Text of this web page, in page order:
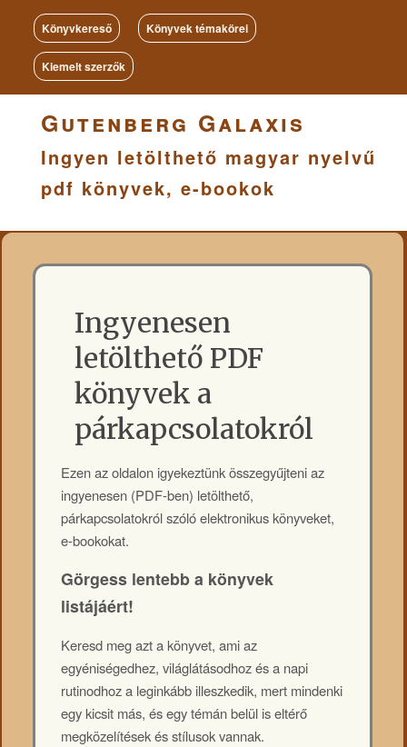
Könyvkereső Könyvek témakörei
Kiemelt szerzők
Gutenberg Galaxis
Ingyen letölthető magyar nyelvű
pdf könyvek, e-bookok
Ingyenesen
letölthető PDF
könyvek a
párkapcsolatokról
Ezen az oldalon igyekeztünk összegyűjteni az
ingyenesen (PDF-ben) letölthető,
párkapcsolatokról szóló elektronikus könyveket,
e-bookokat.
Görgess lentebb a könyvek
listájáért!
Keresd meg azt a könyvet, ami az
egyéniségedhez, világlátásodhoz és a napi
rutinodhoz a leginkább illeszkedik, mert mindenki
egy kicsit más, és egy témán belül is eltérő
megközelítések és stílusok vannak.